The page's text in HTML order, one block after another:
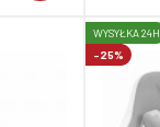
-25%
WYSYŁKA 24H